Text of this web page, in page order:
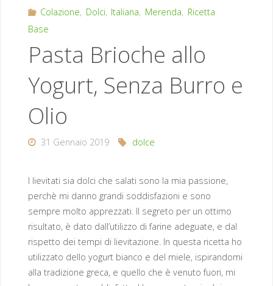
Colazione, Dolci, Italiana, Merenda, Ricetta
Base
Pasta Brioche allo
Yogurt, Senza Burro e
Olio
31 Gennaio 2019 dolce
I lievitati sia dolci che salati sono la mia passione,
perchè mi danno grandi soddisfazioni e sono
sempre molto apprezzati. Il segreto per un ottimo
risultato, è dato dall’utilizzo di farine adeguate, e dal
rispetto dei tempi di lievitazione. In questa ricetta ho
utilizzato dello yogurt bianco e del miele, ispirandomi
alla tradizione greca, e quello che è venuto fuori, mi